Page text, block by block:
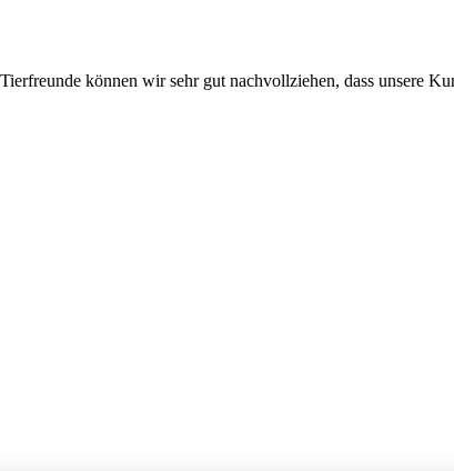
können wir sehr gut nachvollziehen, dass unsere